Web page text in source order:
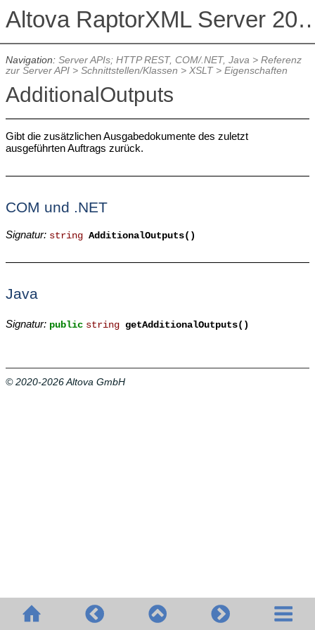
Altova
Navigation: Server APIs; HTTP REST, COM/.NET, Java> Referenz
zur Server API> Schnittstellen/Klassen > XSLT> Eigenschaften
AdditionalOutputs
Gibt die zusätzlichen Ausgabedokumente des zuletzt
ausgeführten Auftrags zurück.
COM und .NET
Signatur: string AdditionalOutputs()
Java
Signatur: public string getAdditionalOutputs()
© 2020-2026 Altova GmbH